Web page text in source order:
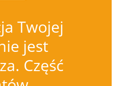
Twojej
jest
Część